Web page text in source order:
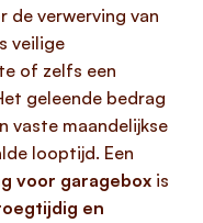
de verwerving van
veilige
of zelfs een
geleende bedrag
vaste maandelijkse
looptijd. Een
voor garagebox is
en